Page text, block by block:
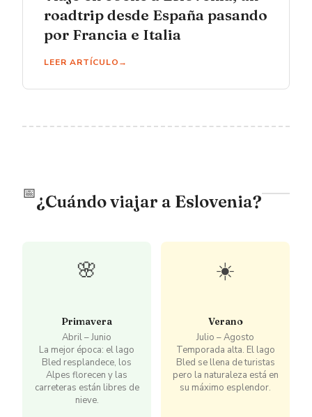
roadtrip desde España pasando
por Francia e Italia
LEER ARTÍCULO
📅¿Cuándo viajar a Eslovenia?
🌸
Primavera
Abril – Junio
La mejor época: el lago
Bled resplandece, los
Alpes florecen y las
carreteras están libres de
nieve.
☀️
Verano
Julio – Agosto
Temporada alta. El lago
Bled se llena de turistas
pero la naturaleza está en
su máximo esplendor.